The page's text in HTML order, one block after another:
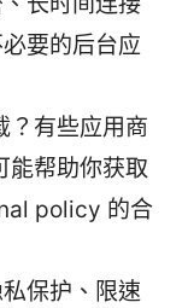
要的后台应
？有些应用商
能帮助你获取
policy 的合
保护、限速